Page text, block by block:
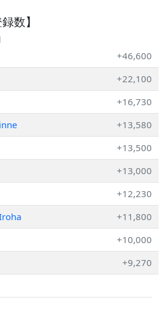
数】
+46,600
+22,100
+16,730
+13,580
+13,500
+13,000
+12,230
+11,800
+10,000
+9,270